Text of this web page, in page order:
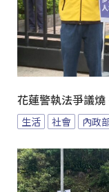
花蓮警執法爭議
生活 社會 內政